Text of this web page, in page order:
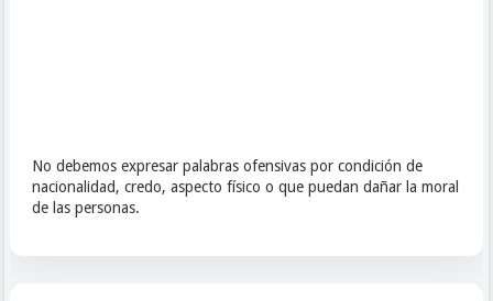
No debemos expresar palabras ofensivas por condición de
nacionalidad, credo, aspecto físico o que puedan dañar la moral
de las personas.